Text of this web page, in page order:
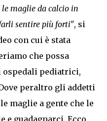
maglie da calcio in
sentire più forti", si
con cui è stata
che possa
pediatrici,
peraltro gli addetti
maglie a gente che le
e guadagnarci. Ecco,